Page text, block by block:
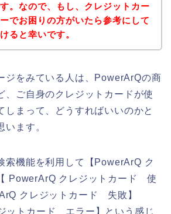
。なので、もし、クレジットカー
ーでお困りの方がいたら参考にして
ると幸いです。
ジをみている人は、PowerArQの商
、ご自身のクレジットカードが使
しまって、どうすればいいのかと
います。
索機能を利用して【PowerArQ ク
PowerArQ クレジットカード 使
クレジットカード 失敗】
ットカード エラー】という感じ